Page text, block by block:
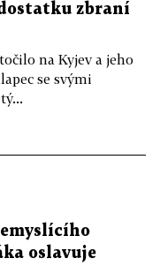
zbraní
na Kyjev a jeho
se svými
oslavuje